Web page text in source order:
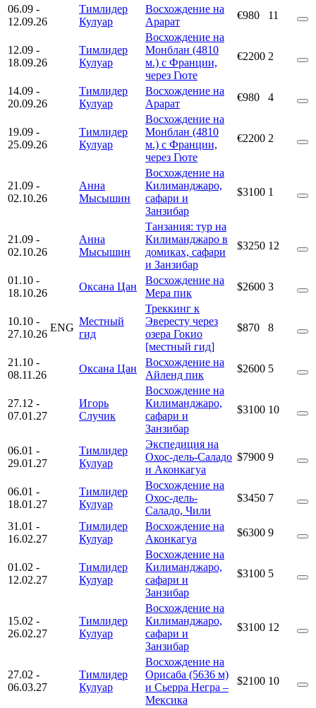
06.09 -
12.09.26
Тимлидер
Кулуар
Восхождение на
Арарат
€980 11
12.09 -
18.09.26
Тимлидер
Кулуар
Восхождение на
Монблан (4810
м.) с Франции,
через Гюте
€2200 2
14.09 -
20.09.26
Тимлидер
Кулуар
Восхождение на
Арарат
€980 4
19.09 -
25.09.26
Тимлидер
Кулуар
Восхождение на
Монблан (4810
м.) с Франции,
через Гюте
€2200 2
21.09 -
02.10.26
Анна
Мысышин
Восхождение на
Килиманджаро,
сафари и
Занзибар
$3100 1
21.09 -
02.10.26
Анна
Мысышин
Танзания: тур на
Килиманджаро в
домиках, сафари
и Занзибар
$3250 12
01.10 -
18.10.26
Оксана Цан
Восхождение на
Мера пик
$2600 3
10.10 -
27.10.26
ENG
Местный
гид
Треккинг к
Эвересту через
озера Гокио
[местный гид]
$870 8
21.10 -
08.11.26
Оксана Цан
Восхождение на
Айленд пик
$2600 5
27.12 -
07.01.27
Игорь
Случик
Восхождение на
Килиманджаро,
сафари и
Занзибар
$3100 10
06.01 -
29.01.27
Тимлидер
Кулуар
Экспедиция на
Охос-дель-Саладо
и Аконкагуа
$7900 9
06.01 -
18.01.27
Тимлидер
Кулуар
Восхождение на
Охос-дель-
Саладо, Чили
$3450 7
31.01 -
16.02.27
Тимлидер
Кулуар
Восхождение на
Аконкагуа
$6300 9
01.02 -
12.02.27
Тимлидер
Кулуар
Восхождение на
Килиманджаро,
сафари и
Занзибар
$3100 5
15.02 -
26.02.27
Тимлидер
Кулуар
Восхождение на
Килиманджаро,
сафари и
Занзибар
$3100 12
27.02 -
06.03.27
Тимлидер
Кулуар
Восхождение на
Орисаба (5636 м)
и Сьерра Негра –
Мексика
$2100 10